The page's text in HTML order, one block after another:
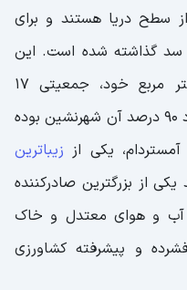
سطح دریا هستند و برای
گذاشته شده است. این
کشور در مساحت 41850 کیلومتر مربع خود، جمعیتی 17
میلیونی را جای داده است که حدود 90 درصد آن شهرنشین بوده
یکی از زیباترین
از بزرگترین صادرکننده
آب و هوای معتدل و خاک
و پیشرفته کشاورزی